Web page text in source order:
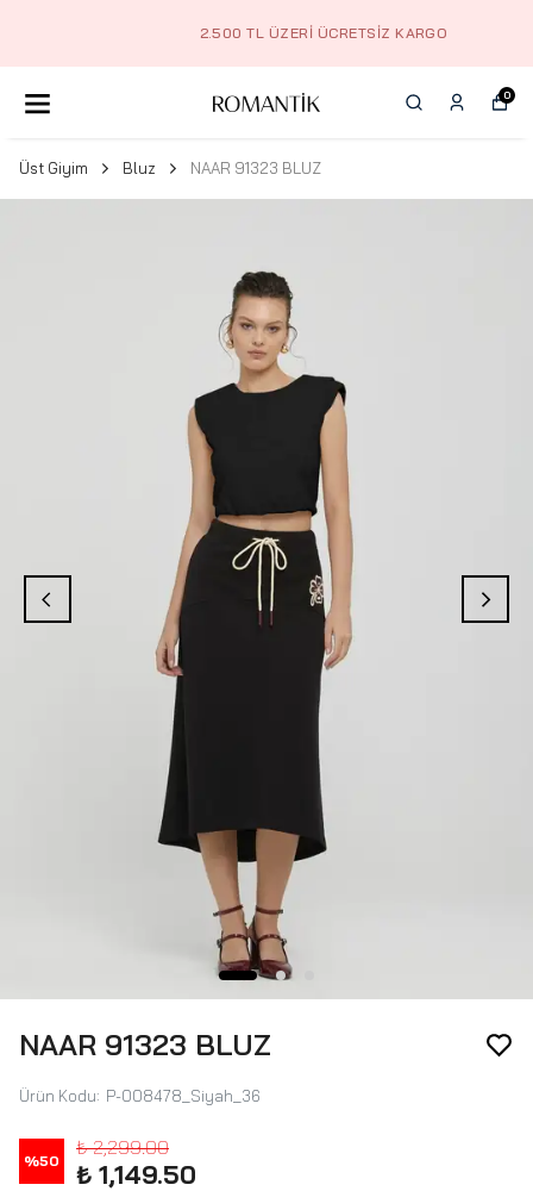
2.500 TL ÜZERI ÜCRETSIZ KARGO
0
Üst Giyim Bluz NAAR 91323 BLUZ
NAAR 91323 BLUZ
Ürün Kodu: P-008478_Siyah_36
%50
₺ 2,299.00
₺ 1,149.50